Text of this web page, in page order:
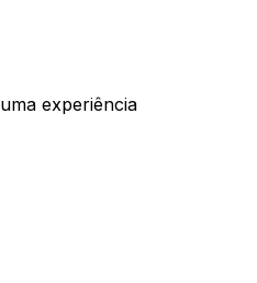
uma experiência